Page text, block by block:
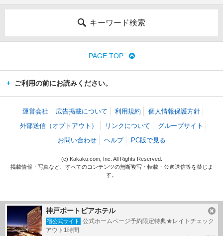
神戸ポートピアホテル
宿公式サイト
公式ホームページ予約限定特典★レイトチェック
アウト1時間
キーワード検索
PAGE TOP
ご利用の前にお読みください。
運営会社 広告掲載について 利用規約
個人情報保護方針
外部送信（オプトアウト）
リンクについて
グループサイト
お問い合わせ
ヘルプ PC版で見る
(c) Kakaku.com, Inc. All Rights Reserved.
掲載情報・写真など、すべてのコンテンツの無断複写・転載・公衆送信等を禁じま
す。